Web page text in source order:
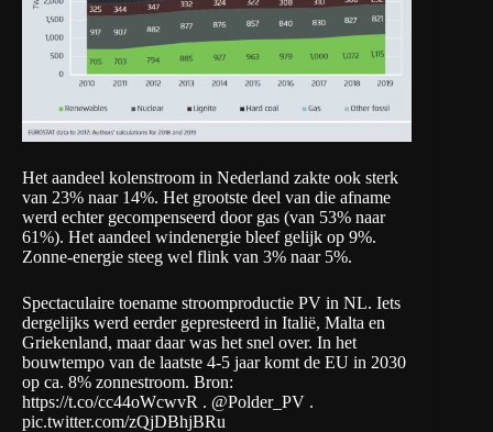
Het aandeel kolenstroom in Nederland zakte ook sterk
van 23% naar 14%. Het grootste deel van die afname
werd echter gecompenseerd door gas (van 53% naar
61%). Het aandeel windenergie bleef gelijk op 9%.
Zonne-energie steeg wel flink van 3% naar 5%.
Spectaculaire toename stroomproductie PV in NL. Iets
dergelijks werd eerder gepresteerd in Italië, Malta en
Griekenland, maar daar was het snel over. In het
bouwtempo van de laatste 4-5 jaar komt de EU in 2030
op ca. 8% zonnestroom. Bron:
https://t.co/cc44oWcwvR . @Polder_PV .
pic.twitter.com/zQjDBhjBRu